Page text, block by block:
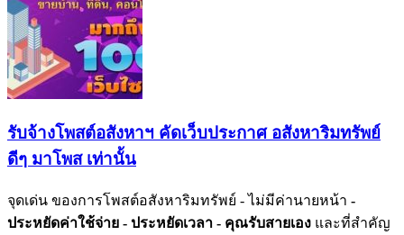
รับจ้างโพสต์อสังหาฯ คัดเว็บประกาศ อสังหาริมทรัพย์
ดีๆ มาโพส เท่านั้น
จุดเด่น ของการโพสต์อสังหาริมทรัพย์ - ไม่มีค่านายหน้า -
ประหยัดค่าใช้จ่าย - ประหยัดเวลา - คุณรับสายเอง และที่สำคัญ